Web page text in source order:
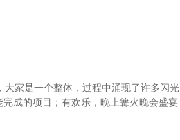
家是一个整体，过程中涌现了许多闪光
成的项目；有欢乐，晚上篝火晚会盛宴